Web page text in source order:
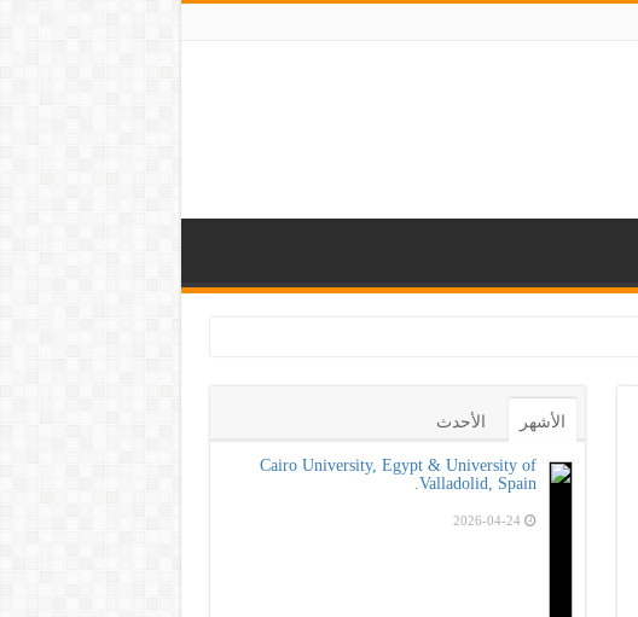
الأشهر الأحدث
Cairo University, Egypt & University of
Valladolid, Spain.
2026-04-24